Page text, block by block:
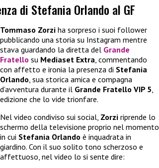
di Stefania Orlando al GF
Tommaso Zorzi ha sorpreso i suoi follower
pubblicando una storia su Instagram mentre
stava guardando la diretta del Grande
Fratello su Mediaset Extra, commentando
con affetto e ironia la presenza di Stefania
Orlando, sua storica amica e compagna
d’avventura durante il Grande Fratello VIP 5,
edizione che lo vide trionfare.
Nel video condiviso sui social, Zorzi riprende lo
schermo della televisione proprio nel momento
in cui Stefania Orlando è inquadrata in
giardino. Con il suo solito tono scherzoso e
affettuoso, nel video lo si sente dire: